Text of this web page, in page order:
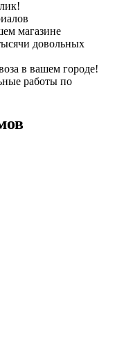
довольных
работы по